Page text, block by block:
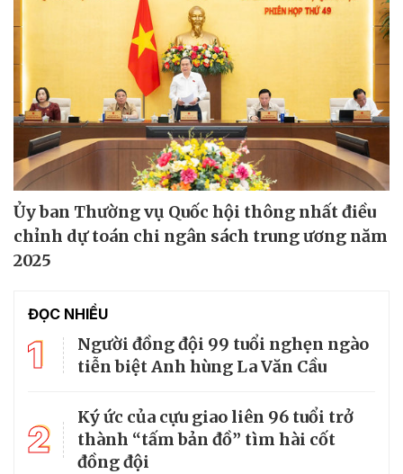
Ủy ban Thường vụ Quốc hội thông nhất điều
chỉnh dự toán chi ngân sách trung ương năm
2025
ĐỌC NHIỀU
1
Người đồng đội 99 tuổi nghẹn ngào
tiễn biệt Anh hùng La Văn Cầu
2
Ký ức của cựu giao liên 96 tuổi trở
thành “tấm bản đồ” tìm hài cốt
đồng đội